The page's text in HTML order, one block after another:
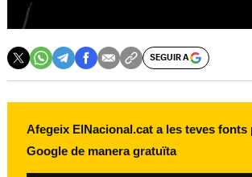
SEGUIR A
Afegeix ElNacional.cat a les teves fonts
Google de manera gratuïta